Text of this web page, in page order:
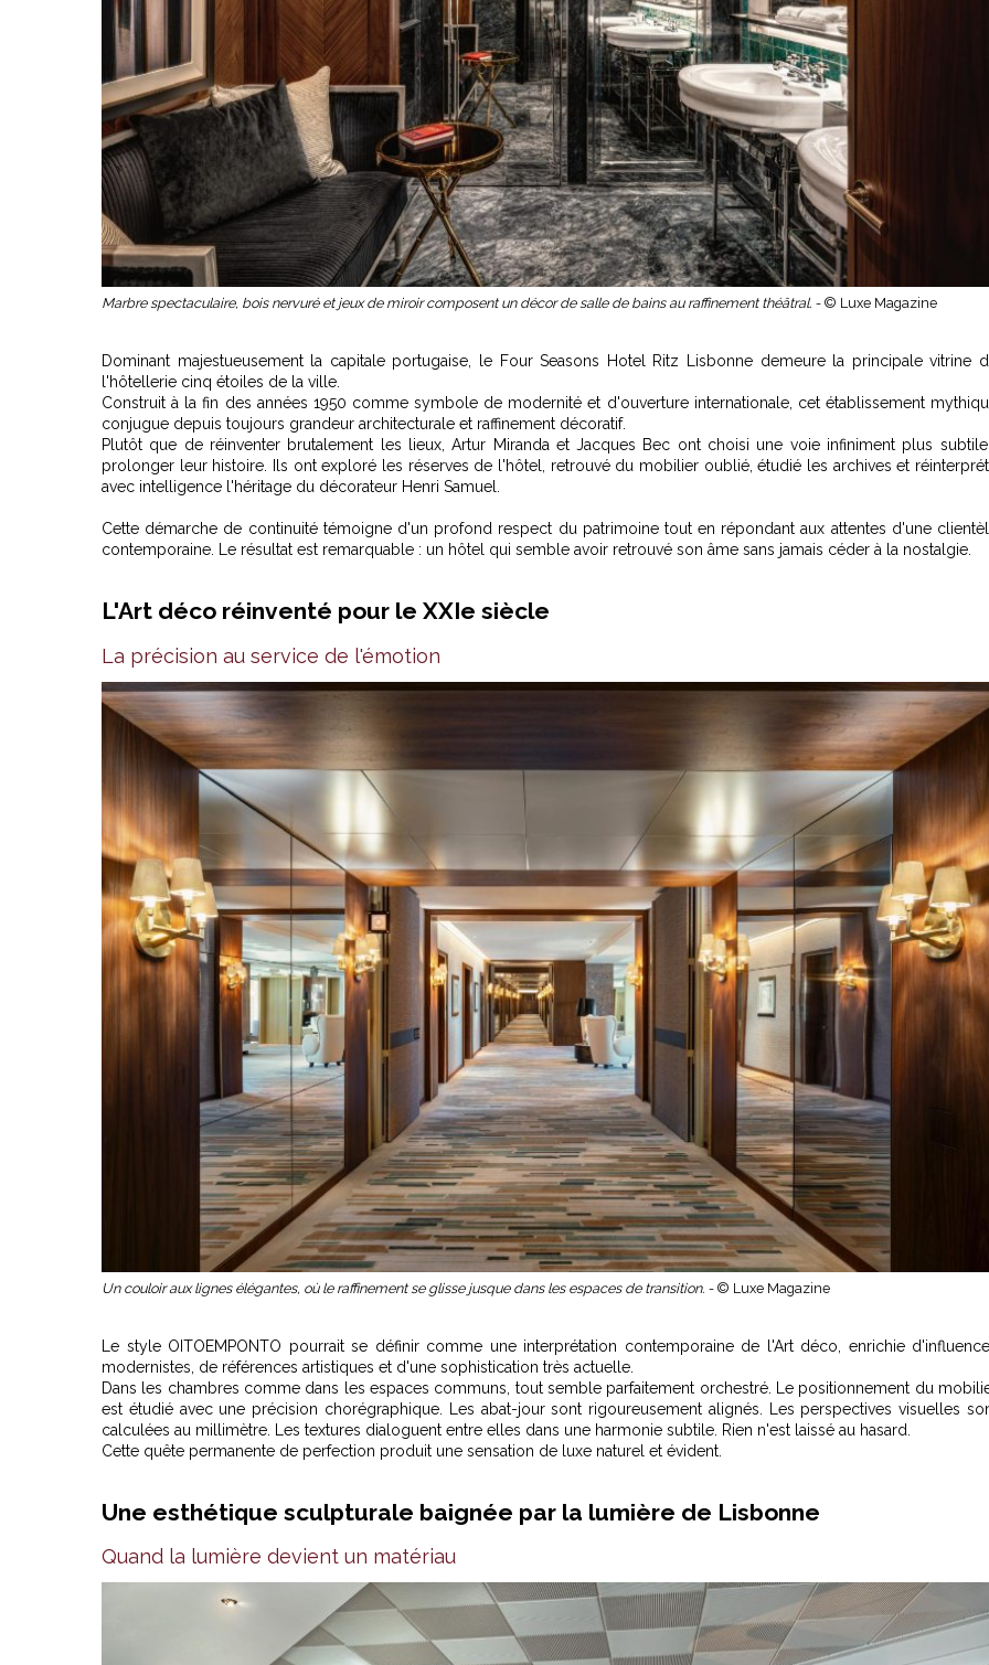
Marbre spectaculaire, bois nervuré et jeux de miroir composent un décor de salle de bains au raffinement théâtral. - © Luxe Magazine
Dominant majestueusement la capitale portugaise, le Four Seasons Hotel Ritz Lisbonne demeure la principale vitrine
l'hôtellerie cinq étoiles de la ville.
Construit à la fin des années 1950 comme symbole de modernité et d'ouverture internationale, cet établissement
conjugue depuis toujours grandeur architecturale et raffinement décoratif.
Plutôt que de réinventer brutalement les lieux, Artur Miranda et Jacques Bec ont choisi une voie infiniment plus
prolonger leur histoire. Ils ont exploré les réserves de l'hôtel, retrouvé du mobilier oublié, étudié les archives et
avec intelligence l'héritage du décorateur Henri Samuel.
Cette démarche de continuité témoigne d'un profond respect du patrimoine tout en répondant aux attentes d'une
contemporaine. Le résultat est remarquable : un hôtel qui semble avoir retrouvé son âme sans jamais céder à la nostalgie.
L'Art déco réinventé pour le XXIe siècle
La précision au service de l'émotion
Un couloir aux lignes élégantes, où le raffinement se glisse jusque dans les espaces de transition. - © Luxe Magazine
Le style OITOEMPONTO pourrait se définir comme une interprétation contemporaine de l'Art déco, enrichie
modernistes, de références artistiques et d'une sophistication très actuelle.
Dans les chambres comme dans les espaces communs, tout semble parfaitement orchestré. Le positionnement du
est étudié avec une précision chorégraphique. Les abat-jour sont rigoureusement alignés. Les perspectives visuelles
calculées au millimètre. Les textures dialoguent entre elles dans une harmonie subtile. Rien n'est laissé au hasard.
Cette quête permanente de perfection produit une sensation de luxe naturel et évident.
Une esthétique sculpturale baignée par la lumière de Lisbonne
Quand la lumière devient un matériau